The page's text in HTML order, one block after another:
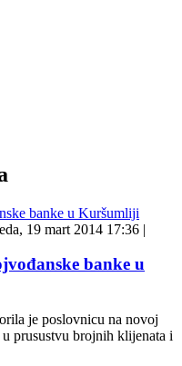
19 mart 2014 17:36 |
banke u
je poslovnicu na novoj
prusustvu brojnih klijenata i